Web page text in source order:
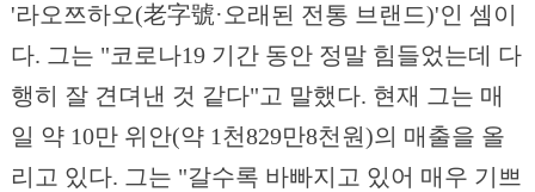
'라오쯔하오(老字號·오래된 전통 브랜드)'인 셈이
다. 그는 "코로나19 기간 동안 정말 힘들었는데 다
행히 잘 견뎌낸 것 같다"고 말했다. 현재 그는 매
일 약 10만 위안(약 1천829만8천원)의 매출을 올
리고 있다. 그는 "갈수록 바빠지고 있어 매우 기쁘